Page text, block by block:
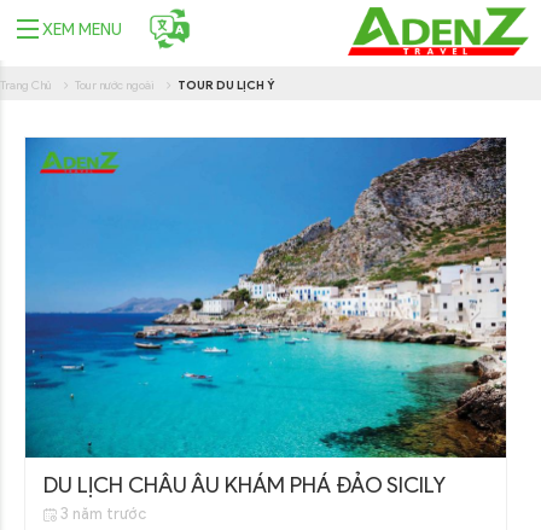
XEM MENU
Trang Chủ Tour nước ngoài TOUR DU LỊCH Ý
TOUR DU LỊCH Ý
DU LỊCH CHÂU ÂU KHÁM PHÁ ĐẢO SICILY
3 năm trước